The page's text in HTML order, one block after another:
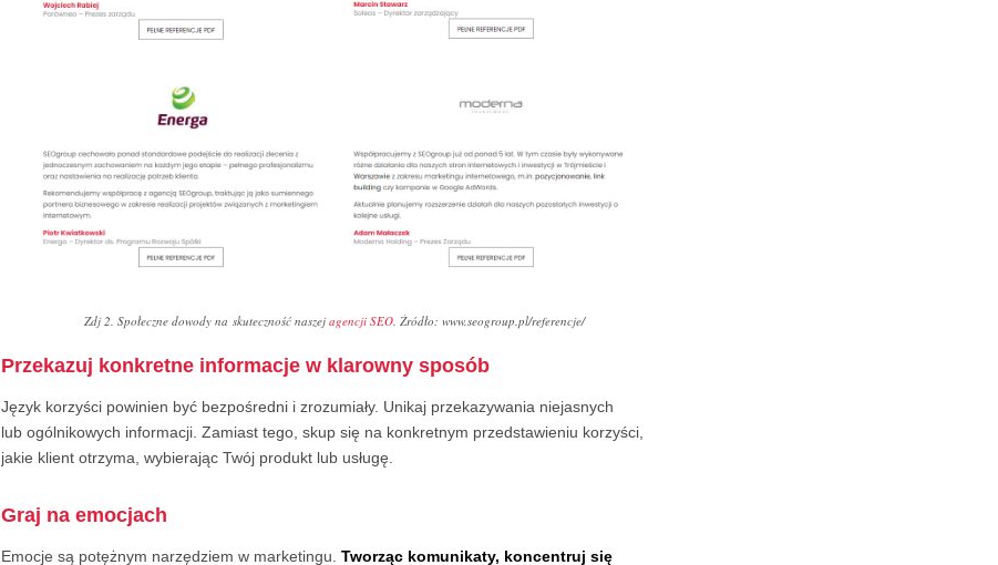
Zdj 2. Społeczne dowody na skuteczność naszejagencji SEO . Źródło: www.seogroup.pl/referencje/
Przekazuj konkretne informacje w klarowny sposób
Język korzyści powinien być bezpośredni i zrozumiały. Unikaj przekazywania niejasnych
lub ogólnikowych informacji. Zamiast tego, skup się na konkretnym przedstawieniu korzyści,
jakie klient otrzyma, wybierając Twój produkt lub usługę.
Graj na emocjach
Emocje są potężnym narzędziem w marketingu. Tworząc komunikaty, koncentruj się